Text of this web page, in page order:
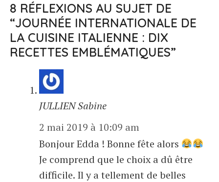
8 RÉFLEXIONS AU SUJET DE
“JOURNÉE INTERNATIONALE DE
LA CUISINE ITALIENNE : DIX
RECETTES EMBLÉMATIQUES”
JULLIEN Sabine
2 mai 2019 à 10:09 am
Bonjour Edda ! Bonne fête alors
Je comprend que le choix a dû être
difficile. Il y a tellement de belles